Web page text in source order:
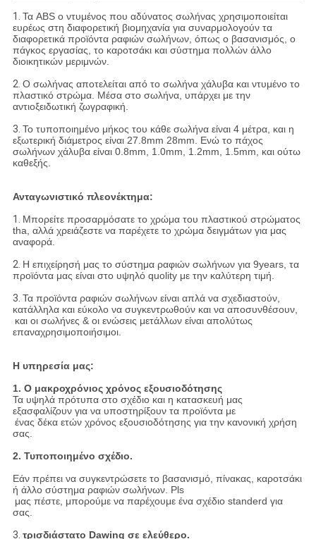
1. Τα ABS ο ντυμένος που αδύνατος σωλήνας χρησιμοποιείται
ευρέως στη διαφορετική βιομηχανία για συναρμολογούν τα
διαφορετικά προϊόντα ραφιών σωλήνων, όπως ο βασανισμός, ο
πάγκος εργασίας, το καροτσάκι και σύστημα πολλών άλλο
διοικητικών μεριμνών.
2. Ο σωλήνας αποτελείται από το σωλήνα χάλυβα και ντυμένο το
πλαστικό στρώμα. Μέσα στο σωλήνα, υπάρχει με την
αντιοξειδωτική ζωγραφική.
3. Το τυποποιημένο μήκος του κάθε σωλήνα είναι 4 μέτρα, και η
εξωτερική διάμετρος είναι 27.8mm 28mm. Ενώ το πάχος
σωλήνων χάλυβα είναι 0.8mm, 1.0mm, 1.2mm, 1.5mm, και ούτω
καθεξής.
Ανταγωνιστικό πλεονέκτημα:
1. Μπορείτε προσαρμόσατε το χρώμα του πλαστικού στρώματος
tha, αλλά χρειάζεστε να παρέχετε το χρώμα δειγμάτων για μας
αναφορά.
2. Η επιχείρησή μας το σύστημα ραφιών σωλήνων για 9years, τα
προϊόντα μας είναι στο υψηλό quolity με την καλύτερη τιμή.
3. Τα προϊόντα ραφιών σωλήνων είναι απλά να σχεδιαστούν,
κατάλληλα και εύκολο να συγκεντρωθούν και να αποσυνθέσουν,
και οι σωλήνες & οι ενώσεις μετάλλων είναι απολύτως
επαναχρησιμοποιήσιμοι.
Η υπηρεσία μας:
1. Ο μακροχρόνιος χρόνος εξουσιοδότησης
Τα υψηλά πρότυπα στο σχέδιο και η κατασκευή μας
εξασφαλίζουν για να υποστηρίξουν τα προϊόντα με
ένας δέκα ετών χρόνος εξουσιοδότησης για την κανονική χρήση
σας.
2. Τυποποιημένο σχέδιο.
Εάν πρέπει να συγκεντρώσετε το βασανισμό, πίνακας, καροτσάκι
ή άλλο σύστημα ραφιών σωλήνων. Pls
μας πέστε, μπορούμε να παρέχουμε ένα σχέδιο standerd για
σας.
3. τρισδιάστατο Dawing σε ελεύθερο.